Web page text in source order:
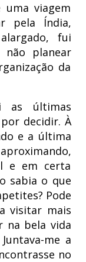
uma viagem
pela Índia,
fui
não planear
da
as últimas
por decidir. À
e a última
e em certa
sabia o que
Pode
visitar mais
na bela vida
me a
no